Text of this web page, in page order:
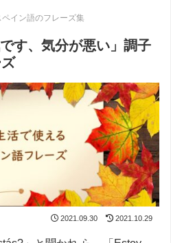
ペイン語のフレーズ集
す、気分が悪い」調子
2021.09.30 2021.10.29